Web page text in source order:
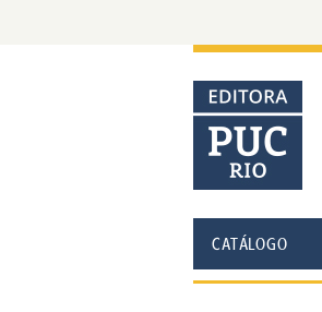
CATÁLOGO